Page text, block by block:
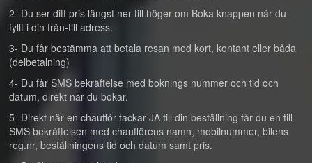
2- Du ser ditt pris längst ner till höger om Boka knappen när du
fyllt i din från-till adress.
3- Du får bestämma att betala resan med kort, kontant eller båda
(delbetalning)
4- Du får SMS bekräftelse med boknings nummer och tid och
datum, direkt när du bokar.
5- Direkt när en chaufför tackar JA till din beställning får du en till
SMS bekräftelsen med chaufförens namn, mobilnummer, bilens
reg.nr, beställningens tid och datum samt pris.